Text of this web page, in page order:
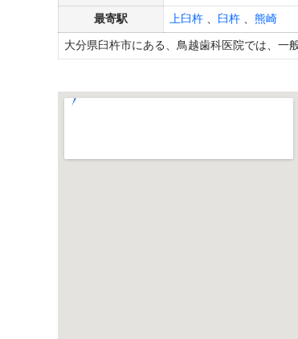
最寄駅 上臼杵 臼杵 熊崎
大分県臼杵市にある、鳥越歯科医院では、一